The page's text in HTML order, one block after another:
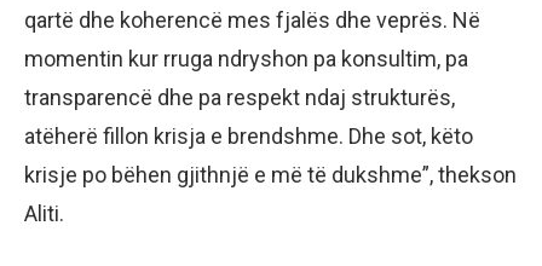
qartë dhe koherencë mes fjalës dhe veprës. Në
momentin kur rruga ndryshon pa konsultim, pa
transparencë dhe pa respekt ndaj strukturës,
atëherë fillon krisja e brendshme. Dhe sot, këto
krisje po bëhen gjithnjë e më të dukshme”, thekson
Aliti.